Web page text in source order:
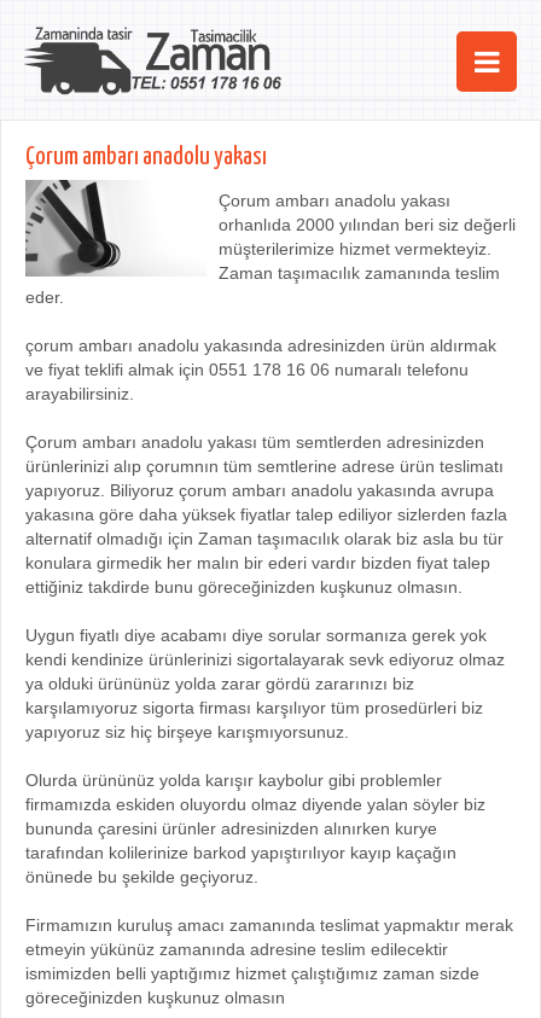
Ana Sayfa
Hizmetlerimiz
Kurumsal
iletişim
Çorum ambarı anadolu yakası
Çorum ambarı anadolu yakası
orhanlıda 2000 yılından beri siz değerli
müşterilerimize hizmet vermekteyiz.
Zaman taşımacılık zamanında teslim
eder.
çorum ambarı anadolu yakasında adresinizden ürün aldırmak
ve fiyat teklifi almak için 0551 178 16 06 numaralı telefonu
arayabilirsiniz.
Çorum ambarı anadolu yakası tüm semtlerden adresinizden
ürünlerinizi alıp çorumnın tüm semtlerine adrese ürün teslimatı
yapıyoruz. Biliyoruz çorum ambarı anadolu yakasında avrupa
yakasına göre daha yüksek fiyatlar talep ediliyor sizlerden fazla
alternatif olmadığı için Zaman taşımacılık olarak biz asla bu tür
konulara girmedik her malın bir ederi vardır bizden fiyat talep
ettiğiniz takdirde bunu göreceğinizden kuşkunuz olmasın.
Uygun fiyatlı diye acabamı diye sorular sormanıza gerek yok
kendi kendinize ürünlerinizi sigortalayarak sevk ediyoruz olmaz
ya olduki ürününüz yolda zarar gördü zararınızı biz
karşılamıyoruz sigorta firması karşılıyor tüm prosedürleri biz
yapıyoruz siz hiç birşeye karışmıyorsunuz.
Olurda ürününüz yolda karışır kaybolur gibi problemler
firmamızda eskiden oluyordu olmaz diyende yalan söyler biz
bununda çaresini ürünler adresinizden alınırken kurye
tarafından kolilerinize barkod yapıştırılıyor kayıp kaçağın
önünede bu şekilde geçiyoruz.
Firmamızın kuruluş amacı zamanında teslimat yapmaktır merak
etmeyin yükünüz zamanında adresine teslim edilecektir
ismimizden belli yaptığımız hizmet çalıştığımız zaman sizde
göreceğinizden kuşkunuz olmasın